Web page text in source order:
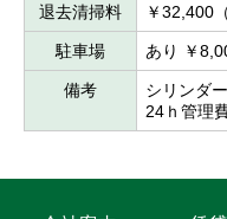
退去清掃料 ￥32,400
駐車場 あり ￥
備考
シリンダ
24ｈ管理